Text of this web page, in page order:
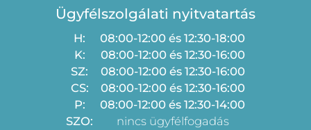
Ügyfélszolgálati nyitvatartás
H:
08:00-12:00 és 12:30-18:00
K:
08:00-12:00 és 12:30-16:00
SZ:
08:00-12:00 és 12:30-16:00
CS:
08:00-12:00 és 12:30-16:00
P:
08:00-12:00 és 12:30-14:00
SZO:
nincs ügyfélfogadás